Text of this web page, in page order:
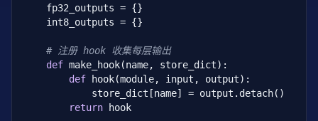
    fp32_outputs = {}
    int8_outputs = {}
# 注册 hook 收集每层输出
def make_hook(name, store_dict):
def hook(module, input, output):
            store_dict[name] = output.detach()
return hook